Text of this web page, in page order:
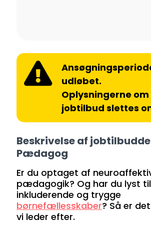
udløbet.
Oplysningerne
jobtilbud slettes
Beskrivelse af
Pædagog
Er du optaget af
pædagogik? Og har du lyst
inkluderende og trygge
børnefællesskaber? Så er
vi leder efter.